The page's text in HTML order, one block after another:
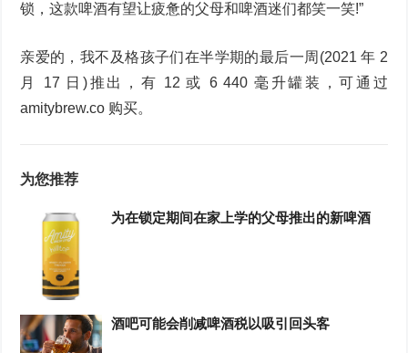
锁，这款啤酒有望让疲惫的父母和啤酒迷们都笑一笑!”
亲爱的，我不及格孩子们在半学期的最后一周(2021 年 2
月 17 日)推出，有 12 或 6 440 毫升罐装，可通过
amitybrew.co 购买。
为您推荐
为在锁定期间在家上学的父母推出的新啤酒
酒吧可能会削减啤酒税以吸引回头客